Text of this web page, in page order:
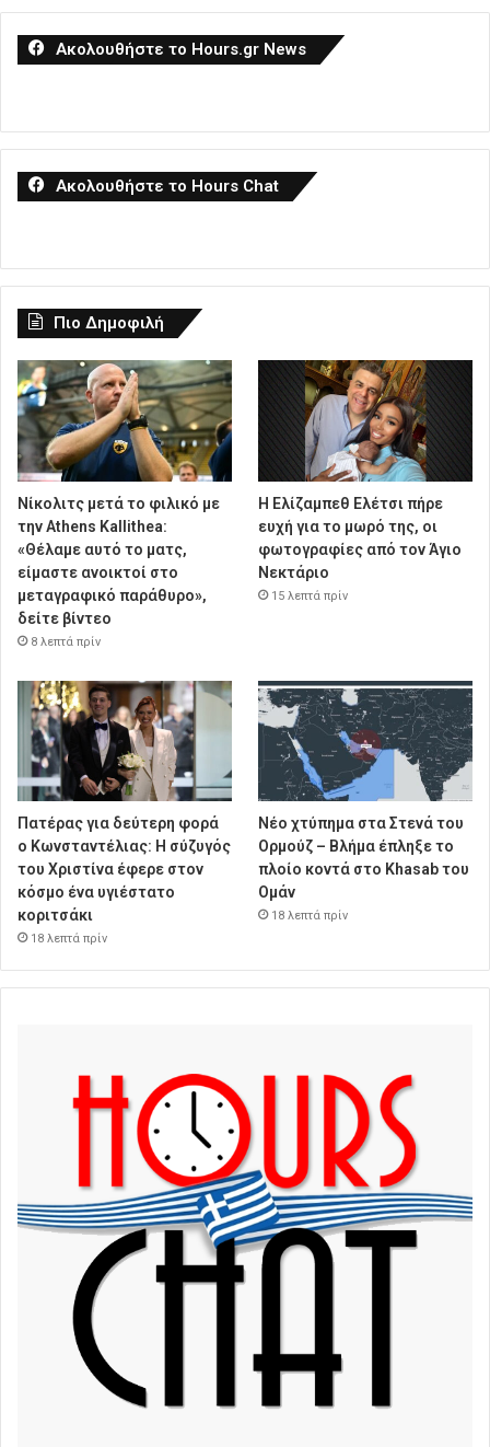
Ακολουθήστε το Hours.gr News
Ακολουθήστε το Hours Chat
Πιο Δημοφιλή
Νίκολιτς μετά το φιλικό με
την Athens Kallithea:
«Θέλαμε αυτό το ματς,
είμαστε ανοικτοί στο
μεταγραφικό παράθυρο»,
δείτε βίντεο
8 λεπτά πρίν
Η Ελίζαμπεθ Ελέτσι πήρε
ευχή για το μωρό της, οι
φωτογραφίες από τον Άγιο
Νεκτάριο
15 λεπτά πρίν
Πατέρας για δεύτερη φορά
ο Κωνσταντέλιας: Η σύζυγός
του Χριστίνα έφερε στον
κόσμο ένα υγιέστατο
κοριτσάκι
18 λεπτά πρίν
Νέο χτύπημα στα Στενά του
Ορμούζ – Βλήμα έπληξε το
πλοίο κοντά στο Khasab του
Ομάν
18 λεπτά πρίν